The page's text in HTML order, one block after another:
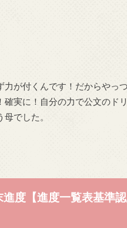
力が付くんです！だからやっ
確実に！自分の力で公文のド
でした。
度【進度一覧表基準認